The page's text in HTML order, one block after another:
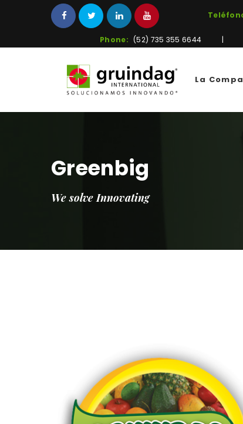
Phone: (52) 735 355 6644 |
La
Greenbig
We solve Innovating